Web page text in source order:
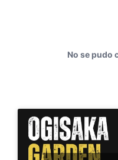
No se pudo